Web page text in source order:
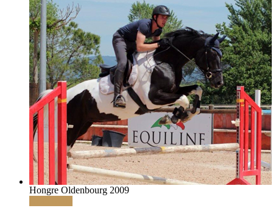
Hongre Oldenbourg 2009